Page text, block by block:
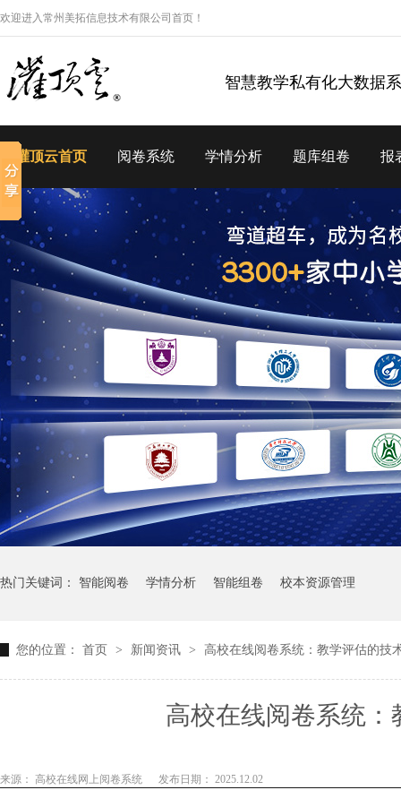
欢迎进入常州美拓信息技术有限公司首页！
智慧教学私有化大数据
灌顶云首页 阅卷系统 学情分析 题库组卷 报
热门关键词： 智能阅卷 学情分析 智能组卷 校本资源管理
您的位置： 首页 > 新闻资讯 > 高校在线阅卷系统：教学评估的技
高校在线阅卷系统
来源： 高校在线网上阅卷系统 发布日期： 2025.12.02